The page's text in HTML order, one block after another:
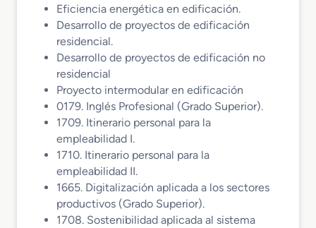
Eficiencia energética en edificación.
Desarrollo de proyectos de edificación
residencial.
Desarrollo de proyectos de edificación no
residencial
Proyecto intermodular en edificación
0179. Inglés Profesional (Grado Superior).
1709. Itinerario personal para la
empleabilidad I.
1710. Itinerario personal para la
empleabilidad II.
1665. Digitalización aplicada a los sectores
productivos (Grado Superior).
1708. Sostenibilidad aplicada al sistema